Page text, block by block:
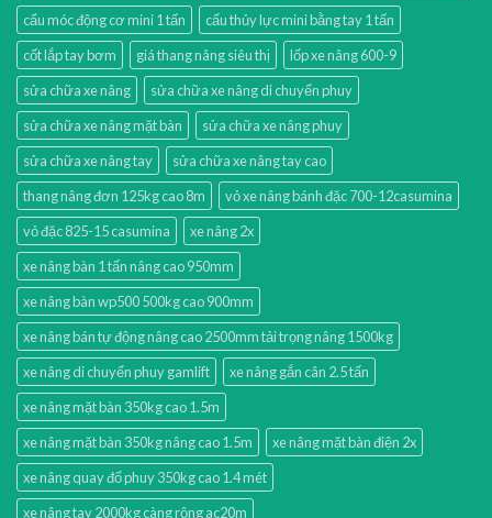
cẩu móc động cơ mini 1 tấn
cẩu thủy lực mini bằng tay 1 tấn
cốt lắp tay bơm
giá thang nâng siêu thị
lốp xe nâng 600-9
sửa chữa xe nâng
sửa chữa xe nâng di chuyển phuy
sửa chữa xe nâng mặt bàn
sửa chữa xe nâng phuy
sửa chữa xe nâng tay
sửa chữa xe nâng tay cao
thang nâng đơn 125kg cao 8m
vỏ xe nâng bánh đặc 700-12casumina
vỏ đặc 825-15 casumina
xe nâng 2x
xe nâng bàn 1 tấn nâng cao 950mm
xe nâng bàn wp500 500kg cao 900mm
xe nâng bán tự động nâng cao 2500mm tải trọng nâng 1500kg
xe nâng di chuyển phuy gamlift
xe nâng gắn cân 2.5 tấn
xe nâng mặt bàn 350kg cao 1.5m
xe nâng mặt bàn 350kg nâng cao 1.5m
xe nâng mặt bàn điện 2x
xe nâng quay đổ phuy 350kg cao 1.4 mét
xe nâng tay 2000kg càng rộng ac20m